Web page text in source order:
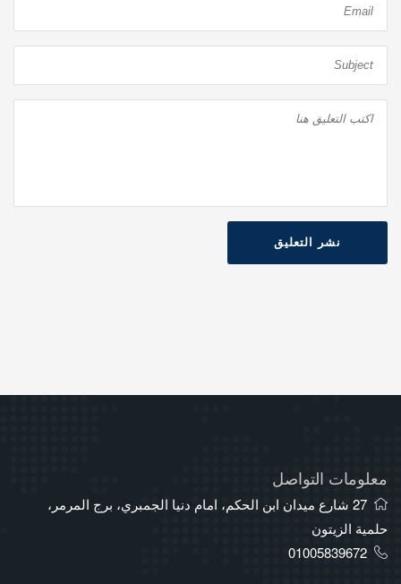
نشر التعليق
معلومات التواصل
27 شارع ميدان ابن الحكم، امام دنيا الجمبري، برج المرمر،
حلمية الزيتون
01005839672